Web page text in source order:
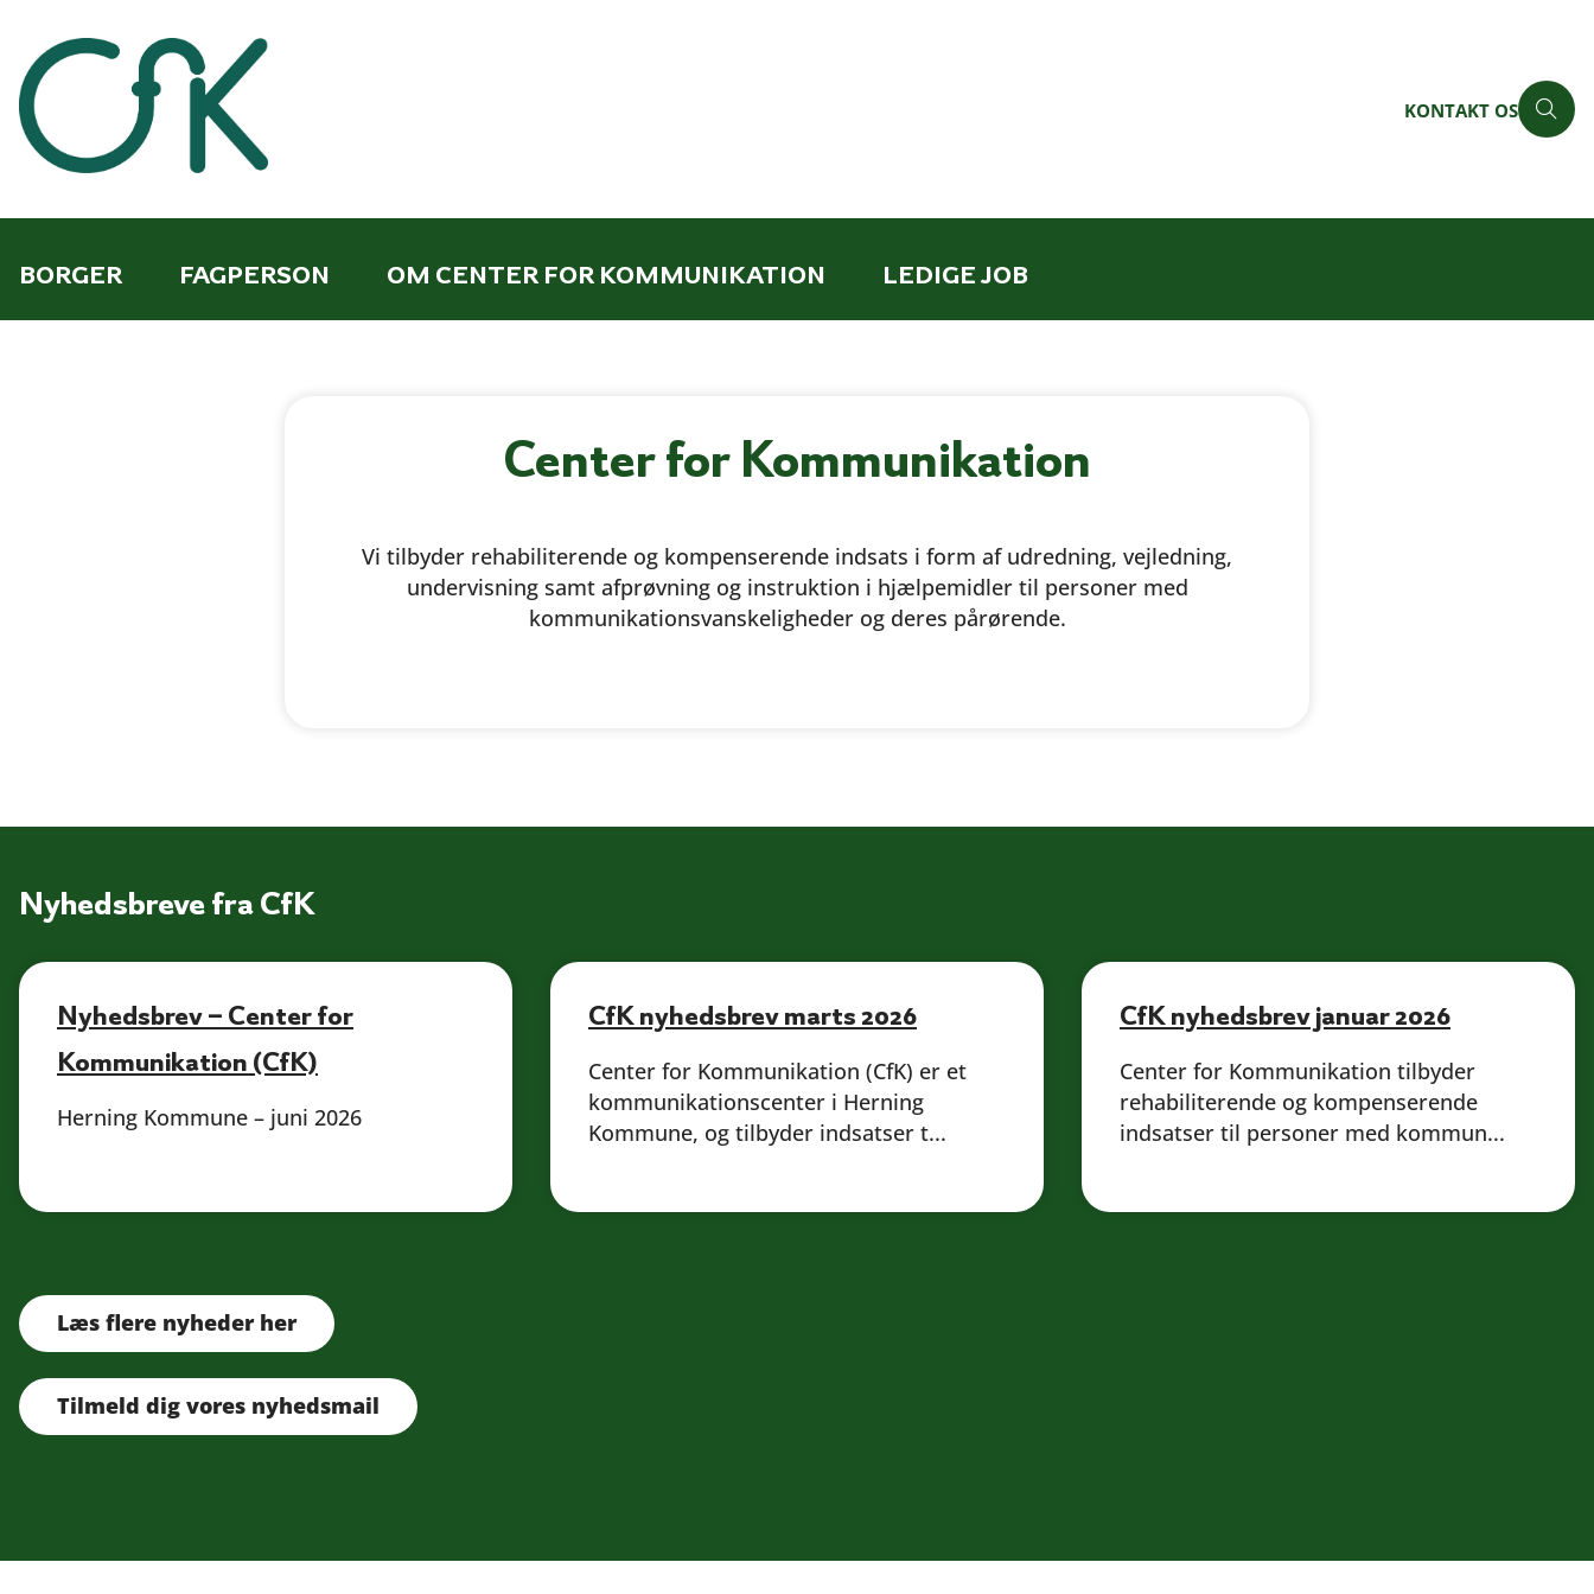
KONTAKT OS
BORGER FAGPERSON OM CENTER FOR KOMMUNIKATION LEDIGE JOB
Center for Kommunikation
Vi tilbyder rehabiliterende og kompenserende indsats i form af udredning, vejledning,
undervisning samt afprøvning og instruktion i hjælpemidler til personer med
kommunikationsvanskeligheder og deres pårørende.
Nyhedsbreve fra CfK
Nyhedsbrev – Center for
Kommunikation (CfK)
Herning Kommune – juni 2026
CfK nyhedsbrev marts 2026
Center for Kommunikation (CfK) er et
kommunikationscenter i Herning
Kommune, og tilbyder indsatser t...
CfK nyhedsbrev januar 2026
Center for Kommunikation tilbyder
rehabiliterende og kompenserende
indsatser til personer med kommun...
Læs flere nyheder her
Tilmeld dig vores nyhedsmail